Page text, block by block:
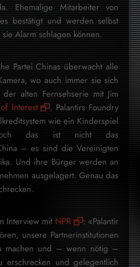
Ehemalige Mitarbeiter von
bestätigt und werden selbst
Alarm schlagen können.
Partei Chinas überwacht alle
wo auch immer sie sich
alten Fernsehserie mit Jim
Interest
. Palantirs Foundry
wie ein Kinderspiel
das ist nicht das
– es sind die Vereinigten
Und ihre Bürger werden an
ausgelagert. Genau das
Interview mit NPR
: «Palantir
unsere Partnerinstitutionen
machen und – wenn nötig –
erschrecken und gelegentlich